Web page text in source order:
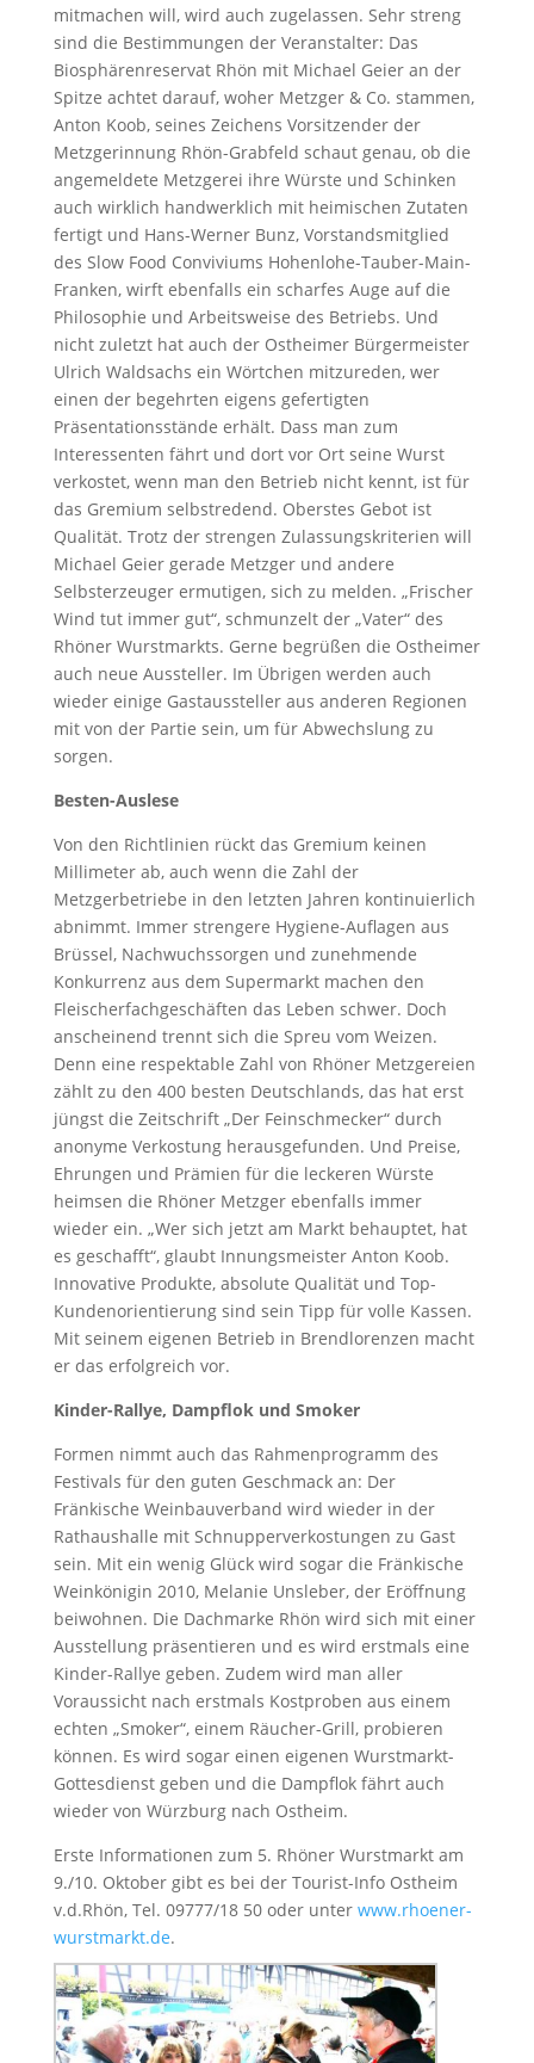
mitmachen will, wird auch zugelassen. Sehr streng
sind die Bestimmungen der Veranstalter: Das
Biosphärenreservat Rhön mit Michael Geier an der
Spitze achtet darauf, woher Metzger & Co. stammen,
Anton Koob, seines Zeichens Vorsitzender der
Metzgerinnung Rhön-Grabfeld schaut genau, ob die
angemeldete Metzgerei ihre Würste und Schinken
auch wirklich handwerklich mit heimischen Zutaten
fertigt und Hans-Werner Bunz, Vorstandsmitglied
des Slow Food Conviviums Hohenlohe-Tauber-Main-
Franken, wirft ebenfalls ein scharfes Auge auf die
Philosophie und Arbeitsweise des Betriebs. Und
nicht zuletzt hat auch der Ostheimer Bürgermeister
Ulrich Waldsachs ein Wörtchen mitzureden, wer
einen der begehrten eigens gefertigten
Präsentationsstände erhält. Dass man zum
Interessenten fährt und dort vor Ort seine Wurst
verkostet, wenn man den Betrieb nicht kennt, ist für
das Gremium selbstredend. Oberstes Gebot ist
Qualität. Trotz der strengen Zulassungskriterien will
Michael Geier gerade Metzger und andere
Selbsterzeuger ermutigen, sich zu melden. „Frischer
Wind tut immer gut“, schmunzelt der „Vater“ des
Rhöner Wurstmarkts. Gerne begrüßen die Ostheimer
auch neue Aussteller. Im Übrigen werden auch
wieder einige Gastaussteller aus anderen Regionen
mit von der Partie sein, um für Abwechslung zu
sorgen.
Besten-Auslese
Von den Richtlinien rückt das Gremium keinen
Millimeter ab, auch wenn die Zahl der
Metzgerbetriebe in den letzten Jahren kontinuierlich
abnimmt. Immer strengere Hygiene-Auflagen aus
Brüssel, Nachwuchssorgen und zunehmende
Konkurrenz aus dem Supermarkt machen den
Fleischerfachgeschäften das Leben schwer. Doch
anscheinend trennt sich die Spreu vom Weizen.
Denn eine respektable Zahl von Rhöner Metzgereien
zählt zu den 400 besten Deutschlands, das hat erst
jüngst die Zeitschrift „Der Feinschmecker“ durch
anonyme Verkostung herausgefunden. Und Preise,
Ehrungen und Prämien für die leckeren Würste
heimsen die Rhöner Metzger ebenfalls immer
wieder ein. „Wer sich jetzt am Markt behauptet, hat
es geschafft“, glaubt Innungsmeister Anton Koob.
Innovative Produkte, absolute Qualität und Top-
Kundenorientierung sind sein Tipp für volle Kassen.
Mit seinem eigenen Betrieb in Brendlorenzen macht
er das erfolgreich vor.
Kinder-Rallye, Dampflok und Smoker
Formen nimmt auch das Rahmenprogramm des
Festivals für den guten Geschmack an: Der
Fränkische Weinbauverband wird wieder in der
Rathaushalle mit Schnupperverkostungen zu Gast
sein. Mit ein wenig Glück wird sogar die Fränkische
Weinkönigin 2010, Melanie Unsleber, der Eröffnung
beiwohnen. Die Dachmarke Rhön wird sich mit einer
Ausstellung präsentieren und es wird erstmals eine
Kinder-Rallye geben. Zudem wird man aller
Voraussicht nach erstmals Kostproben aus einem
echten „Smoker“, einem Räucher-Grill, probieren
können. Es wird sogar einen eigenen Wurstmarkt-
Gottesdienst geben und die Dampflok fährt auch
wieder von Würzburg nach Ostheim.
Erste Informationen zum 5. Rhöner Wurstmarkt am
9./10. Oktober gibt es bei der Tourist-Info Ostheim
v.d.Rhön, Tel. 09777/18 50 oder unter www.rhoener-
wurstmarkt.de.